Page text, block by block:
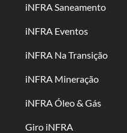
iNFRA Saneamento
iNFRA Eventos
iNFRA Na Transição
iNFRA Mineração
iNFRA Óleo & Gás
Giro iNFRA